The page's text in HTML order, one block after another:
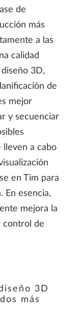
de
más
a las
calidad
3D,
de
mejor
y secuenciar
lleven a cabo
en Tim para
En esencia,
mejora la
control de
3D
más